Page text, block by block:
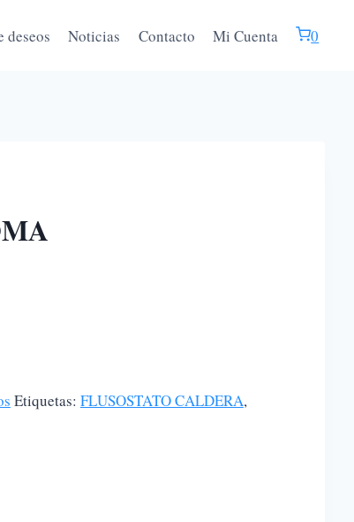
deseos Noticias Contacto Mi Cuenta 0
Etiquetas: FLUSOSTATO CALDERA,